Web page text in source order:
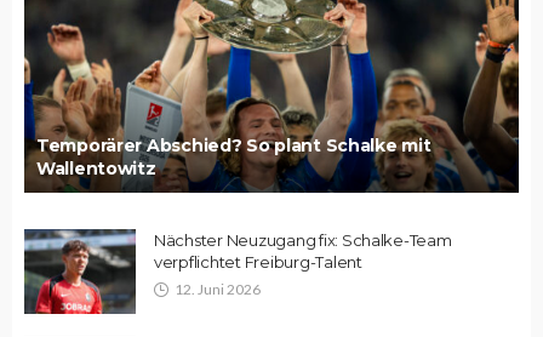
Temporärer Abschied? So plant Schalke mit
Wallentowitz
Nächster Neuzugang fix: Schalke-Team
verpflichtet Freiburg-Talent
12. Juni 2026